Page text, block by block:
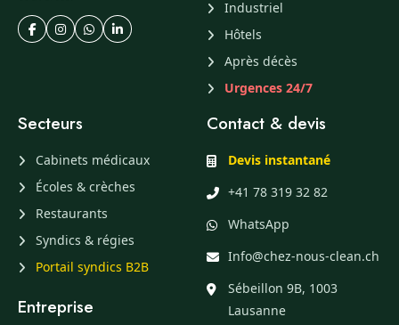
Industriel
Hôtels
Après décès
Urgences 24/7
Secteurs
Cabinets médicaux
Écoles & crèches
Restaurants
Syndics & régies
Portail syndics B2B
Entreprise
Contact & devis
Devis instantané
+41 78 319 32 82
WhatsApp
Info@chez-nous-clean.ch
Sébeillon 9B, 1003
Lausanne